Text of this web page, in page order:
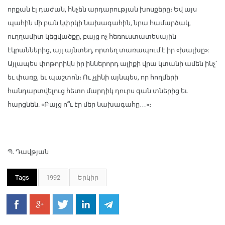
որքան էլ դաժան, հնչեն արդարության խոսքերը։ Եվ այս
պահին մի բան կփրկի նախագահին, նրա համարձակ,
ուղղամիտ կեցվածքը, բայց ոչ հեռուստատեսային
էկրաններից, այլ այնտեղ, որտեղ տառապում է իր «խալխը»:
Այլապես փոթորիկն իր իններորդ ալիքի վրա կտանի ամեն ինչ՝
եւ փառք, եւ պաշտոն։ Ու չլինի այնպես, որ հողմերի
հանդարտվելուց հետո մարդիկ դուրս գան տներից եւ
հարցնեն. «Բայց ո՞ւ էր մեր նախագահը…»։
Պ. Դավթյան
Tags 1992 Երկիր